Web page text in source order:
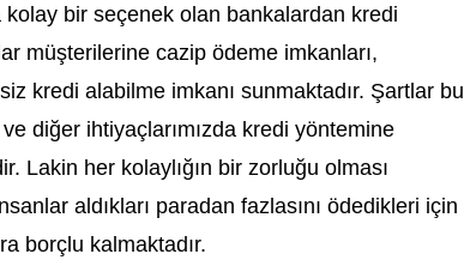
bir seçenek olan bankalardan kredi
müşterilerine cazip ödeme imkanları,
kredi alabilme imkanı sunmaktadır. Şartlar bu
diğer ihtiyaçlarımızda kredi yöntemine
Lakin her kolaylığın bir zorluğu olması
aldıkları paradan fazlasını ödedikleri için
borçlu kalmaktadır.